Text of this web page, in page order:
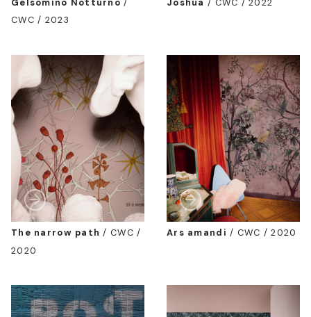
CWC / 2023
The narrow path /CWC /
2020
Ars amandi / CWC / 2020